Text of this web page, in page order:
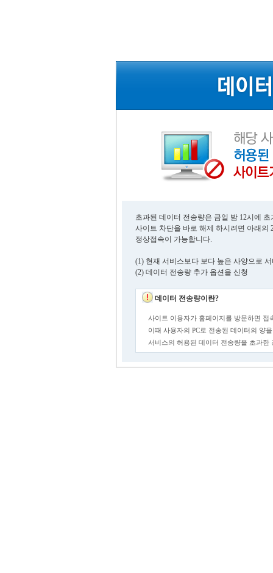
초과된 데이터 전송량은 금일 밤 12시에
사이트 차단을 바로 해제 하시려면 아래의
정상접속이 가능합니다.
(1) 현재 서비스보다 보다 높은 사양으로
(2) 데이터 전송량 추가 옵션을 신청
데이터 전송량이란?
사이트 이용자가 홈페이지를 방문하면 접
이때 사용자의 PC로 전송된 데이터의 양
서비스의 허용된 데이터 전송량을 초과